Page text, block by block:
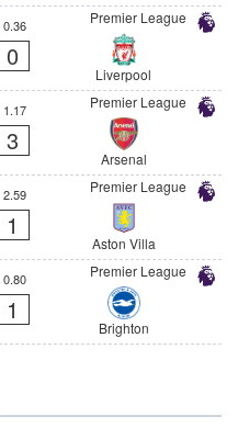
Premier League
0.36
0
Liverpool
Premier League
1.17
3
Arsenal
Premier League
2.59
1
Aston Villa
Premier League
0.80
1
Brighton